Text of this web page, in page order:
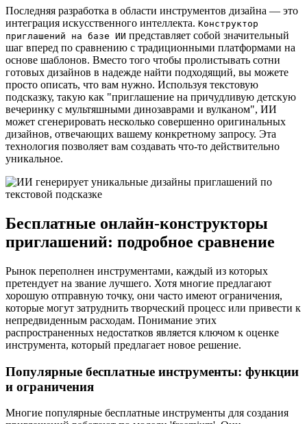
Последняя разработка в области инструментов дизайна — это
интеграция искусственного интеллекта. Конструктор
приглашений на базе ИИ представляет собой значительный
шаг вперед по сравнению с традиционными платформами на
основе шаблонов. Вместо того чтобы пролистывать сотни
готовых дизайнов в надежде найти подходящий, вы можете
просто описать, что вам нужно. Используя текстовую
подсказку, такую как "приглашение на причудливую детскую
вечеринку с мультяшными динозаврами и вулканом", ИИ
может сгенерировать несколько совершенно оригинальных
дизайнов, отвечающих вашему конкретному запросу. Эта
технология позволяет вам создавать что-то действительно
уникальное.
Бесплатные онлайн-конструкторы
приглашений: подробное сравнение
Рынок переполнен инструментами, каждый из которых
претендует на звание лучшего. Хотя многие предлагают
хорошую отправную точку, они часто имеют ограничения,
которые могут затруднить творческий процесс или привести к
непредвиденным расходам. Понимание этих
распространенных недостатков является ключом к оценке
инструмента, который предлагает новое решение.
Популярные бесплатные инструменты: функции
и ограничения
Многие популярные бесплатные инструменты для создания